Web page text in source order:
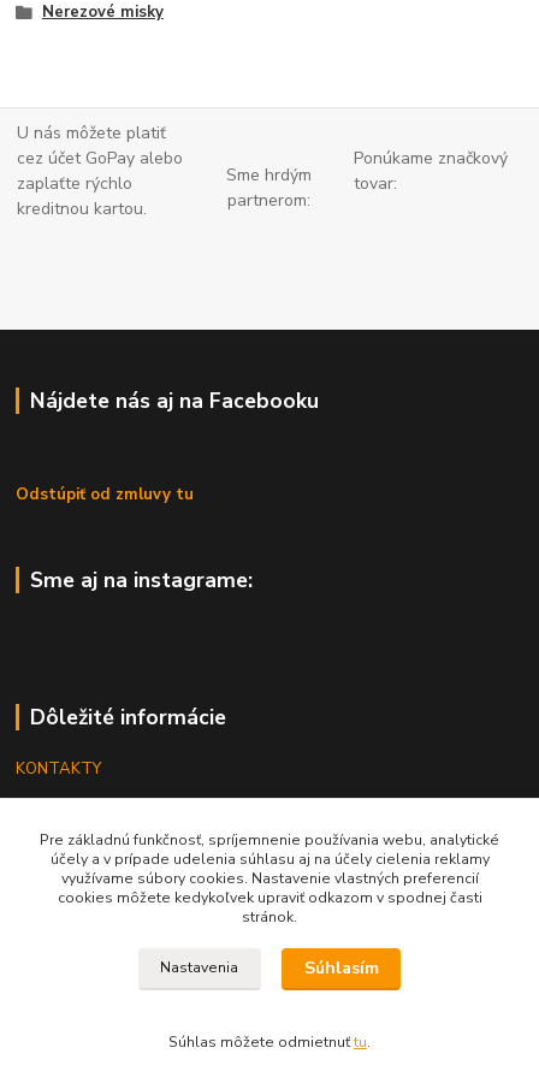
Nerezové misky
U nás môžete platiť
cez účet GoPay alebo
zaplaťte rýchlo
kreditnou kartou.
Sme hrdým
partnerom:
Ponúkame značkový
tovar:
Nájdete nás aj na Facebooku
Odstúpiť od zmluvy tu
Sme aj na instagrame:
Dôležité informácie
KONTAKTY
REKLAMÁCIE
KATALÓGY
Pre základnú funkčnosť, spríjemnenie používania webu, analytické
účely a v prípade udelenia súhlasu aj na účely cielenia reklamy
využívame súbory cookies. Nastavenie vlastných preferencií
cookies môžete kedykoľvek upraviť odkazom v spodnej časti
stránok.
Nastavenia Súhlasím
Súhlas môžete odmietnuťtu.